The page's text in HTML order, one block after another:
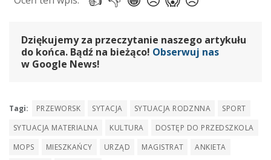
Dziękujemy za przeczytanie naszego artykułu
do końca. Bądź na bieżąco! Obserwuj nas
w Google News!
Tagi: PRZEWORSK SYTACJA SYTUACJA RODZNNA
SPORT
SYTUACJA MATERIALNA
KULTURA
DOSTĘP DO PRZEDSZKOLA
MOPS
MIESZKAŃCY URZĄD MAGISTRAT
ANKIETA